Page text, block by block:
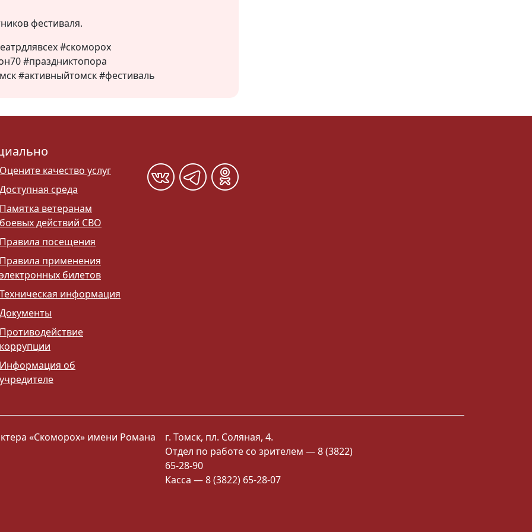
фестиваля.
#скоморох
#праздниктопора
#активныйтомск #фестиваль
Оцените качество услуг
Доступная среда
Памятка ветеранам
боевых действий СВО
Правила посещения
Правила применения
электронных билетов
Техническая информация
Документы
Противодействие
коррупции
Информация об
учредителе
«Скоморох» имени Романа
г. Томск, пл. Соляная, 4.
Отдел по работе со зрителем — 8 (3822)
65-28-90
Касса — 8 (3822) 65-28-07